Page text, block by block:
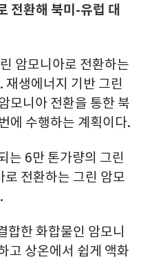
환해 북미-유럽 대
암모니아로 전환하는
재생에너지 기반 그린
모니아 전환을 통한 북
에 수행하는 계획이다.
는 6만 톤가량의 그린
전환하는 그린 암모
합한 화합물인 암모니
고 상온에서 쉽게 액화